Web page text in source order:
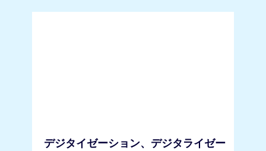
デジタイゼーション、デジタライゼー